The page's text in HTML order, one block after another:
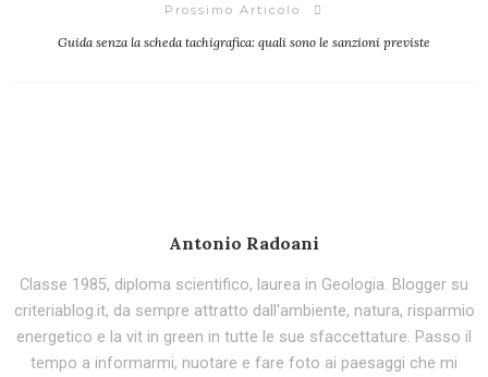
Prossimo Articolo
Guida senza la scheda tachigrafica: quali sono le sanzioni previste
Antonio Radoani
Classe 1985, diploma scientifico, laurea in Geologia. Blogger su
criteriablog.it, da sempre attratto dall'ambiente, natura, risparmio
energetico e la vit in green in tutte le sue sfaccettature. Passo il
tempo a informarmi, nuotare e fare foto ai paesaggi che mi